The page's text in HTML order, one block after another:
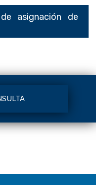
asignación de